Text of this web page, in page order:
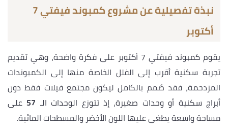
نبذة تفصيلية عن مشروع كمبوند فيفتي 7
أكتوبر
يقوم كمبوند فيفتي 7 أكتوبر على فكرة واضحة، وهي تقديم
تجربة سكنية أقرب إلى الفلل الخاصة منها إلى الكمبوندات
المزدحمة، فقد صُمم بالكامل ليكون مجتمع فيلات فقط دون
أبراج سكنية أو وحدات صغيرة، إذ تتوزع الوحدات الـ 57 على
مساحة واسعة يطغى عليها اللون الأخضر والمسطحات المائية.